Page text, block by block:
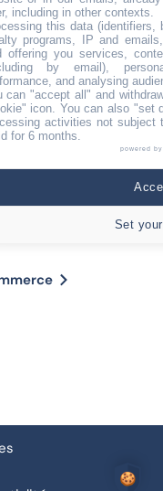
(75)
à contacter notre
les outils de
pour trouver les
commerciaux. Et
including in other contexts.
this data (identifiers,
programs, IP and
offering you services,
by email),
and analysing
can "accept all" and
icon . You can also "set
activities not subject
for 6 months.
powered by
Set